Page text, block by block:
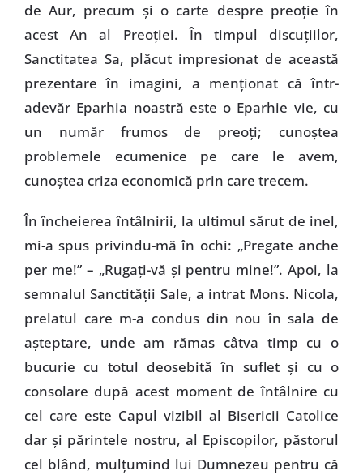
de Aur, precum şi o carte despre preoţie în
acest An al Preoţiei. În timpul discuţiilor,
Sanctitatea Sa, plăcut impresionat de această
prezentare în imagini, a menţionat că într-
adevăr Eparhia noastră este o Eparhie vie, cu
un număr frumos de preoţi; cunoştea
problemele ecumenice pe care le avem,
cunoştea criza economică prin care trecem.
În încheierea întâlnirii, la ultimul sărut de inel,
mi-a spus privindu-mă în ochi: „Pregate anche
per me!” – „Rugaţi-vă şi pentru mine!”. Apoi, la
semnalul Sanctităţii Sale, a intrat Mons. Nicola,
prelatul care m-a condus din nou în sala de
aşteptare, unde am rămas câtva timp cu o
bucurie cu totul deosebită în suflet şi cu o
consolare după acest moment de întâlnire cu
cel care este Capul vizibil al Bisericii Catolice
dar şi părintele nostru, al Episcopilor, păstorul
cel blând, mulţumind lui Dumnezeu pentru că